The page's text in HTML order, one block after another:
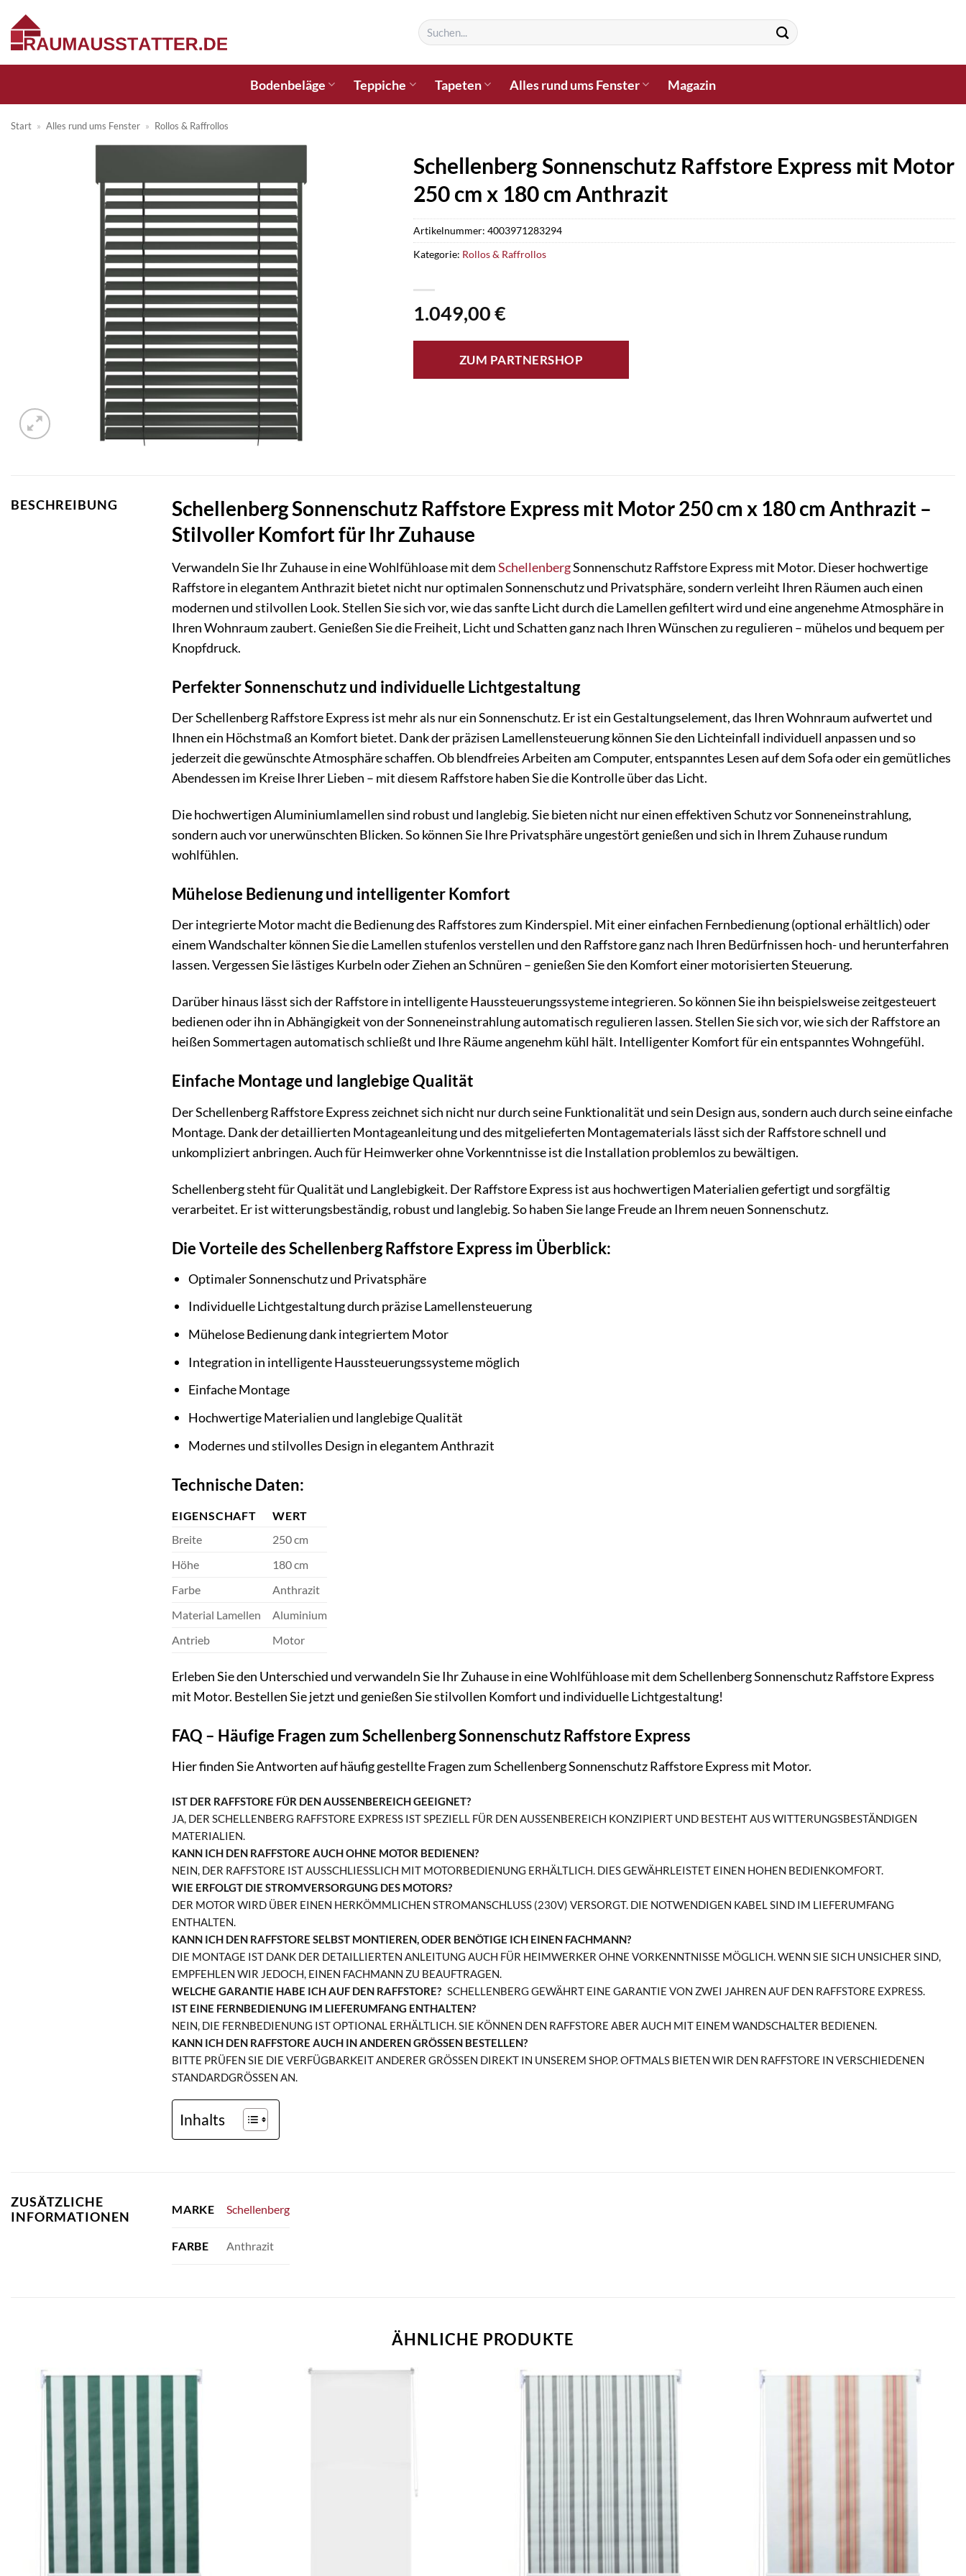
Inhalt
springen
Suchen
nach:
Bodenbeläge Teppiche Tapeten Alles rund ums Fenster Magazin
Start » Alles rund ums Fenster » Rollos & Raffrollos
Schellenberg Sonnenschutz Raffstore Express mit Motor
250 cm x 180 cm Anthrazit
1.049,00€
ZUM PARTNERSHOP
Artikelnummer: 4003971283294
Kategorie: Rollos & Raffrollos
BESCHREIBUNG
Schellenberg Sonnenschutz Raffstore Express mit Motor 250 cm x 180 cm Anthrazit –
Stilvoller Komfort für Ihr Zuhause
Verwandeln Sie Ihr Zuhause in eine Wohlfühloase mit demSchellenbergSonnenschutz Raffstore Express mit Motor. Dieser hochwertige
Raffstore in elegantem Anthrazit bietet nicht nur optimalen Sonnenschutz und Privatsphäre, sondern verleiht Ihren Räumen auch einen
modernen und stilvollen Look. Stellen Sie sich vor, wie das sanfte Licht durch die Lamellen gefiltert wird und eine angenehme Atmosphäre in
Ihren Wohnraum zaubert. Genießen Sie die Freiheit, Licht und Schatten ganz nach Ihren Wünschen zu regulieren – mühelos und bequem per
Knopfdruck.
Perfekter Sonnenschutz und individuelle Lichtgestaltung
Der Schellenberg Raffstore Express ist mehr als nur ein Sonnenschutz. Er ist ein Gestaltungselement, das Ihren Wohnraum aufwertet und
Ihnen ein Höchstmaß an Komfort bietet. Dank der präzisen Lamellensteuerung können Sie den Lichteinfall individuell anpassen und so
jederzeit die gewünschte Atmosphäre schaffen. Ob blendfreies Arbeiten am Computer, entspanntes Lesen auf dem Sofa oder ein gemütliches
Abendessen im Kreise Ihrer Lieben – mit diesem Raffstore haben Sie die Kontrolle über das Licht.
Die hochwertigen Aluminiumlamellen sind robust und langlebig. Sie bieten nicht nur einen effektiven Schutz vor Sonneneinstrahlung,
sondern auch vor unerwünschten Blicken. So können Sie Ihre Privatsphäre ungestört genießen und sich in Ihrem Zuhause rundum
wohlfühlen.
Mühelose Bedienung und intelligenter Komfort
Der integrierte Motor macht die Bedienung des Raffstores zum Kinderspiel. Mit einer einfachen Fernbedienung (optional erhältlich) oder
einem Wandschalter können Sie die Lamellen stufenlos verstellen und den Raffstore ganz nach Ihren Bedürfnissen hoch- und herunterfahren
lassen. Vergessen Sie lästiges Kurbeln oder Ziehen an Schnüren – genießen Sie den Komfort einer motorisierten Steuerung.
Darüber hinaus lässt sich der Raffstore in intelligente Haussteuerungssysteme integrieren. So können Sie ihn beispielsweise zeitgesteuert
bedienen oder ihn in Abhängigkeit von der Sonneneinstrahlung automatisch regulieren lassen. Stellen Sie sich vor, wie sich der Raffstore an
heißen Sommertagen automatisch schließt und Ihre Räume angenehm kühl hält. Intelligenter Komfort für ein entspanntes Wohngefühl.
Einfache Montage und langlebige Qualität
Der Schellenberg Raffstore Express zeichnet sich nicht nur durch seine Funktionalität und sein Design aus, sondern auch durch seine einfache
Montage. Dank der detaillierten Montageanleitung und des mitgelieferten Montagematerials lässt sich der Raffstore schnell und
unkompliziert anbringen. Auch für Heimwerker ohne Vorkenntnisse ist die Installation problemlos zu bewältigen.
Schellenberg steht für Qualität und Langlebigkeit. Der Raffstore Express ist aus hochwertigen Materialien gefertigt und sorgfältig
verarbeitet. Er ist witterungsbeständig, robust und langlebig. So haben Sie lange Freude an Ihrem neuen Sonnenschutz.
Die Vorteile des Schellenberg Raffstore Express im Überblick:
Optimaler Sonnenschutz und Privatsphäre
Individuelle Lichtgestaltung durch präzise Lamellensteuerung
Mühelose Bedienung dank integriertem Motor
Integration in intelligente Haussteuerungssysteme möglich
Einfache Montage
Hochwertige Materialien und langlebige Qualität
Modernes und stilvolles Design in elegantem Anthrazit
Technische Daten:
EIGENSCHAFT
WERT
Breite
250 cm
Höhe
180 cm
Farbe
Anthrazit
Material Lamellen
Aluminium
Antrieb
Motor
Erleben Sie den Unterschied und verwandeln Sie Ihr Zuhause in eine Wohlfühloase mit dem Schellenberg Sonnenschutz Raffstore Express
mit Motor. Bestellen Sie jetzt und genießen Sie stilvollen Komfort und individuelle Lichtgestaltung!
FAQ – Häufige Fragen zum Schellenberg Sonnenschutz Raffstore Express
Hier finden Sie Antworten auf häufig gestellte Fragen zum Schellenberg Sonnenschutz Raffstore Express mit Motor.
IST DER RAFFSTORE FÜR DEN AUSSENBEREICH GEEIGNET?
JA, DER SCHELLENBERG RAFFSTORE EXPRESS IST SPEZIELL FÜR DEN AUSSENBEREICH KONZIPIERT UND BESTEHT AUS WITTERUNGSBESTÄNDIGEN M
ATERIALIEN.
KANN ICH DEN RAFFSTORE AUCH OHNE MOTOR BEDIENEN?
NEIN, DER RAFFSTORE IST AUSSCHLIESSLICH MIT MOTORBEDIENUNG ERHÄLTLICH. DIES GEWÄHRLEISTET EINEN HOHEN BEDIENKOMFORT.
WIE ERFOLGT DIE STROMVERSORGUNG DES MOTORS?
DER MOTOR WIRD ÜBER EINEN HERKÖMMLICHEN STROMANSCHLUSS (230V) VERSORGT. DIE NOTWENDIGEN KABEL SIND IM LIEFERUMFANG
ENTHALTEN.
KANN ICH DEN RAFFSTORE SELBST MONTIEREN, ODER BENÖTIGE ICH EINEN FACHMANN?
DIE MONTAGE IST DANK DER DETAILLIERTEN ANLEITUNG AUCH FÜR HEIMWERKER OHNE VORKENNTNISSE MÖGLICH. WENN SIE SICH UNSICHER SIND,
EMPFEHLEN WIR JEDOCH, EINEN FACHMANN ZU BEAUFTRAGEN.
WELCHE GARANTIE HABE ICH AUF DEN RAFFSTORE? SCHELLENBERG GEWÄHRT EINE GARANTIE VON ZWEI JAHREN AUF DEN RAFFSTORE EXPRESS.
IST EINE FERNBEDIENUNG IM LIEFERUMFANG ENTHALTEN?
NEIN, DIE FERNBEDIENUNG IST OPTIONAL ERHÄLTLICH. SIE KÖNNEN DEN RAFFSTORE ABER AUCH MIT EINEM WANDSCHALTER BEDIENEN.
KANN ICH DEN RAFFSTORE AUCH IN ANDEREN GRÖSSEN BESTELLEN?
BITTE PRÜFEN SIE DIE VERFÜGBARKEIT ANDERER GRÖSSEN DIREKT IN UNSEREM SHOP. OFTMALS BIETEN WIR DEN RAFFSTORE IN VERSCHIEDENEN S
TANDARDGRÖSSEN AN.
Inhalts
ZUSÄTZLICHE
INFORMATIONEN
MARKE Schellenberg
FARBE Anthrazit
ÄHNLICHE PRODUKTE